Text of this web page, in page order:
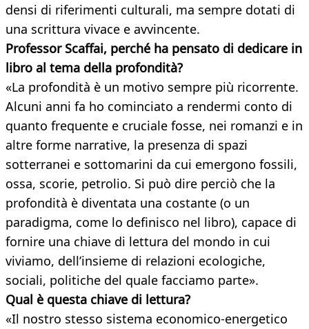
densi di riferimenti culturali, ma sempre dotati di
una scrittura vivace e avvincente.
Professor Scaffai, perché ha pensato di dedicare in
libro al tema della profondità?
«La profondità è un motivo sempre più ricorrente.
Alcuni anni fa ho cominciato a rendermi conto di
quanto frequente e cruciale fosse, nei romanzi e in
altre forme narrative, la presenza di spazi
sotterranei e sottomarini da cui emergono fossili,
ossa, scorie, petrolio. Si può dire perciò che la
profondità è diventata una costante (o un
paradigma, come lo definisco nel libro), capace di
fornire una chiave di lettura del mondo in cui
viviamo, dell’insieme di relazioni ecologiche,
sociali, politiche del quale facciamo parte».
Qual è questa chiave di lettura?
«Il nostro stesso sistema economico-energetico